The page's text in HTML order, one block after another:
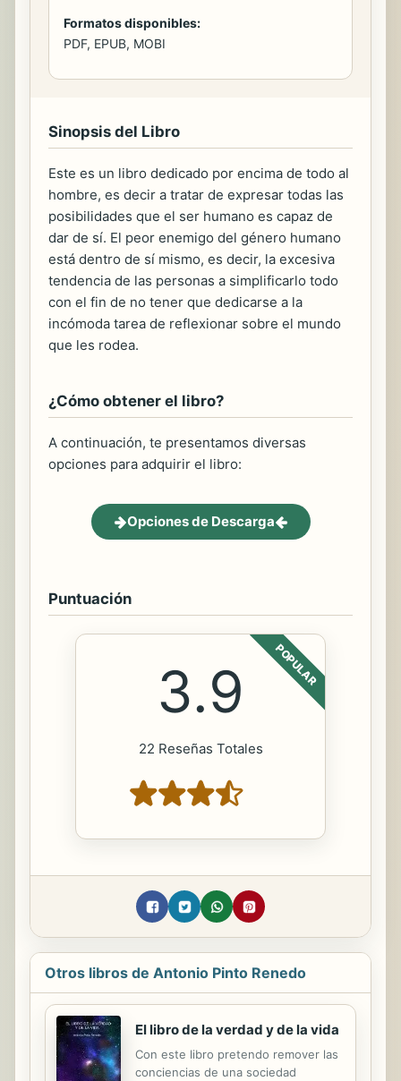
Formatos disponibles:
PDF, EPUB, MOBI
Sinopsis del Libro
Este es un libro dedicado por encima de todo al
hombre, es decir a tratar de expresar todas las
posibilidades que el ser humano es capaz de
dar de sí. El peor enemigo del género humano
está dentro de sí mismo, es decir, la excesiva
tendencia de las personas a simplificarlo todo
con el fin de no tener que dedicarse a la
incómoda tarea de reflexionar sobre el mundo
que les rodea.
¿Cómo obtener el libro?
A continuación, te presentamos diversas
opciones para adquirir el libro:
Opciones de Descarga
Puntuación
POPULAR
3.9
22 Reseñas Totales
Otros libros de Antonio Pinto Renedo
El libro de la verdad y de la vida
Con este libro pretendo remover las
conciencias de una sociedad